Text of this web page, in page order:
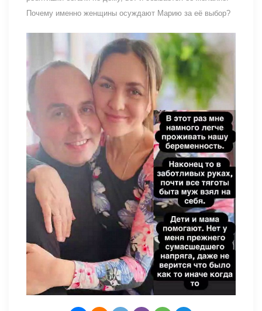
Почему именно женщины осуждают Марию за её выбор?